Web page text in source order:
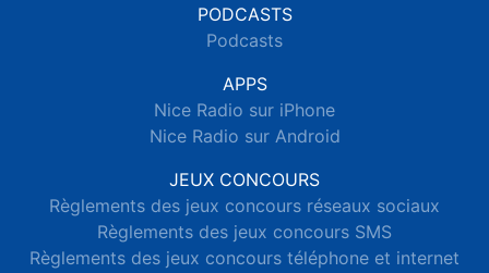
PODCASTS
Podcasts
APPS
Nice Radio sur iPhone
Nice Radio sur Android
JEUX CONCOURS
Règlements des jeux concours réseaux sociaux
Règlements des jeux concours SMS
Règlements des jeux concours téléphone et internet